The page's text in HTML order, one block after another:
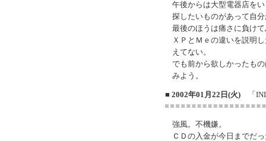
午後からは大型電器店を
探したいものがあって自
最後のほうは痛さに負け
ＸＰとＭｅの違いを説明
えてない。
でも前から欲しかったも
みよう。
■ 2002年01月22日(火) 「
強風。不機嫌。
ＣＤの入金が今日までだ